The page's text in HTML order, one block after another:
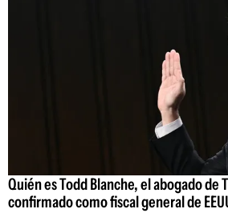
Quién es Todd Blanche, el abogado de
confirmado como fiscal general de